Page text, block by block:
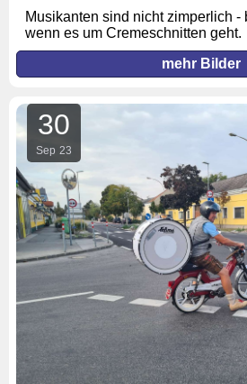
Musikanten sind nicht zimperlich -
wenn es um Cremeschnitten geht.
mehr Bilder
30
Sep 23